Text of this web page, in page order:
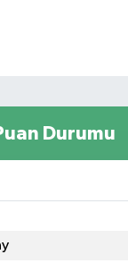
Durumu